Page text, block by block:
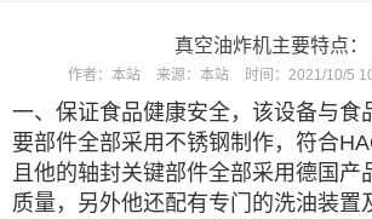
真空油炸机主要特点：
作者： 本站 来源： 本站 时间： 2021/10/5
一、保证食品健康安全，该设备与食
要部件全部采用不锈钢制作，符合
且他的轴封关键部件全部采用德国产
质量，另外他还配有专门的洗油装置